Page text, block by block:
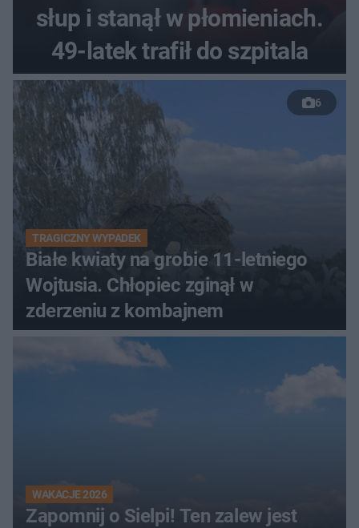
słup i stanął w płomieniach.
49-latek trafił do szpitala
6
TRAGICZNY WYPADEK
Białe kwiaty na grobie 11-letniego
Wojtusia. Chłopiec zginął w
zderzeniu z kombajnem
WAKACJE 2026
Zapomnij o Sielpi! Ten zalew jest